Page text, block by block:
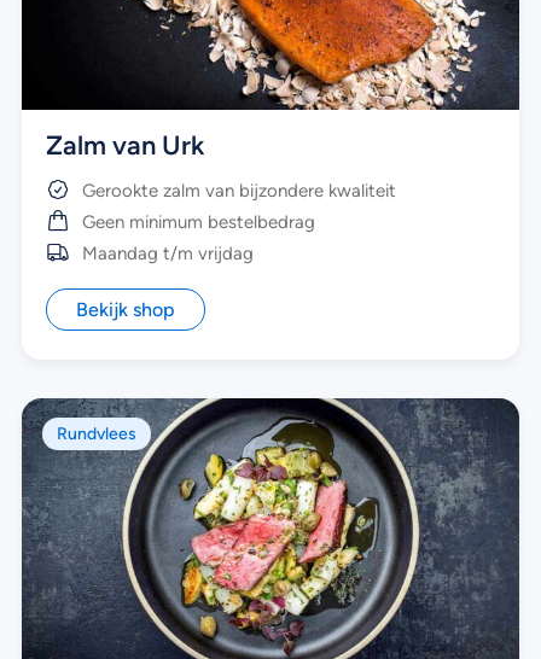
Zalm van Urk
Gerookte zalm van bijzondere kwaliteit
Geen minimum bestelbedrag
Maandag t/m vrijdag
Bekijk shop
Rundvlees